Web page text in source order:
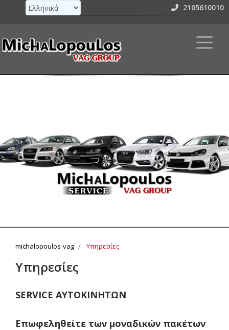
2105610010
>
Υπηρεσίες
michalopoulos-vag Υπηρεσίες
SERVICE ΑΥΤΟΚΙΝΗΤΩΝ
Επωφεληθείτε των μοναδικών πακέτων